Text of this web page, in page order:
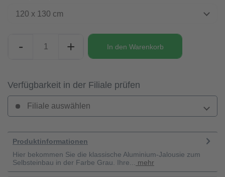
120 x 130 cm
- + In den Warenkorb
Verfügbarkeit in der Filiale prüfen
Filiale auswählen
Produktinformationen
Hier bekommen Sie die klassische Aluminium-Jalousie zum
Selbsteinbau in der Farbe Grau. Ihre...
mehr